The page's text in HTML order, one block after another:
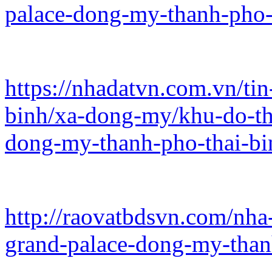
palace-dong-my-thanh-
https://nhadatvn.com.vn/
binh/xa-dong-my/khu-do-
dong-my-thanh-pho-thai-
http://raovatbdsvn.com/
grand-palace-dong-my-